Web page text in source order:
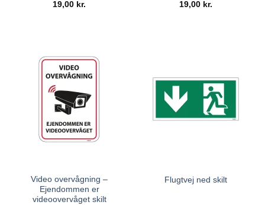
19,00 kr.
19,00 kr.
Video overvågning –
Ejendommen er
videoovervåget skilt
Flugtvej ned skilt